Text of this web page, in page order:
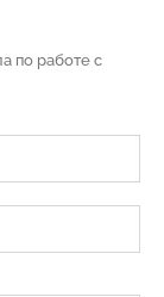
по работе с